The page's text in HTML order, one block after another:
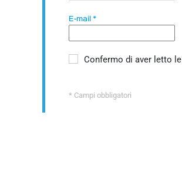
E-mail *
Confermo di aver letto le
* Campi obbligatori